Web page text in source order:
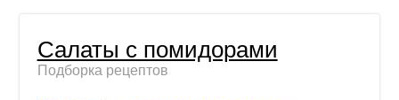
Салаты с помидорами
Подборка рецептов